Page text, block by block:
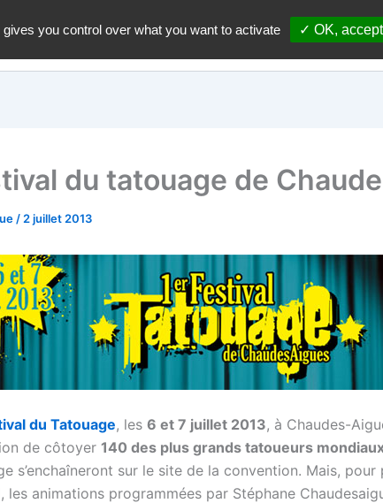
Accueil A propos
du tatouage de
/ 2 juillet 2013
du Tatouage, les 6 et 7 juillet 2013, à Chaudes-
de côtoyer 140 des plus grands tatoueurs
s’enchaîneront sur le site de la convention. Mais, pour
les animations programmées par Stéphane
you control over what you want to activate ✓ OK, accept